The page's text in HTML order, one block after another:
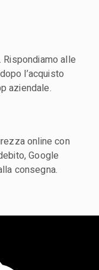
alle
l’acquisto
aziendale.
online con
Google
consegna.